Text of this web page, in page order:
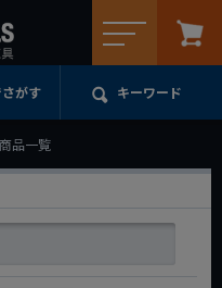
がす キーワード
品一覧